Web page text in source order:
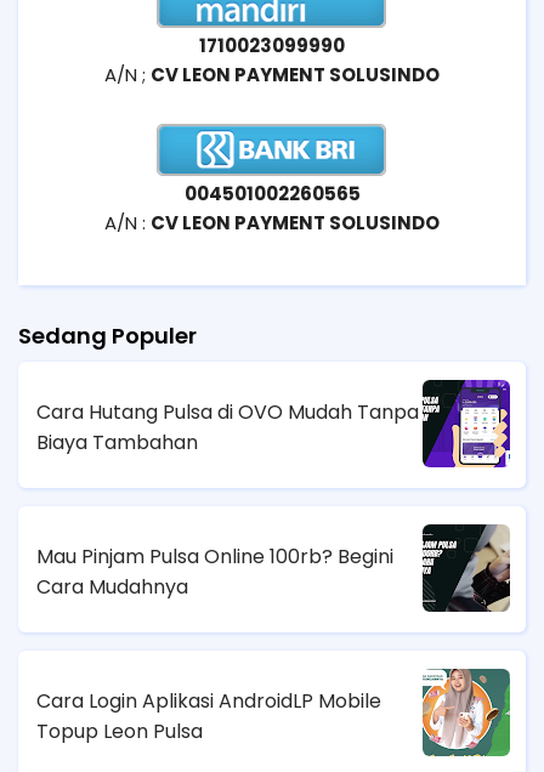
1710023099990
A/N ; CV LEON PAYMENT SOLUSINDO
004501002260565
A/N : CV LEON PAYMENT SOLUSINDO
Sedang Populer
Cara Hutang Pulsa di OVO Mudah Tanpa
Biaya Tambahan
Mau Pinjam Pulsa Online 100rb? Begini
Cara Mudahnya
Cara Login Aplikasi AndroidLP Mobile
Topup Leon Pulsa